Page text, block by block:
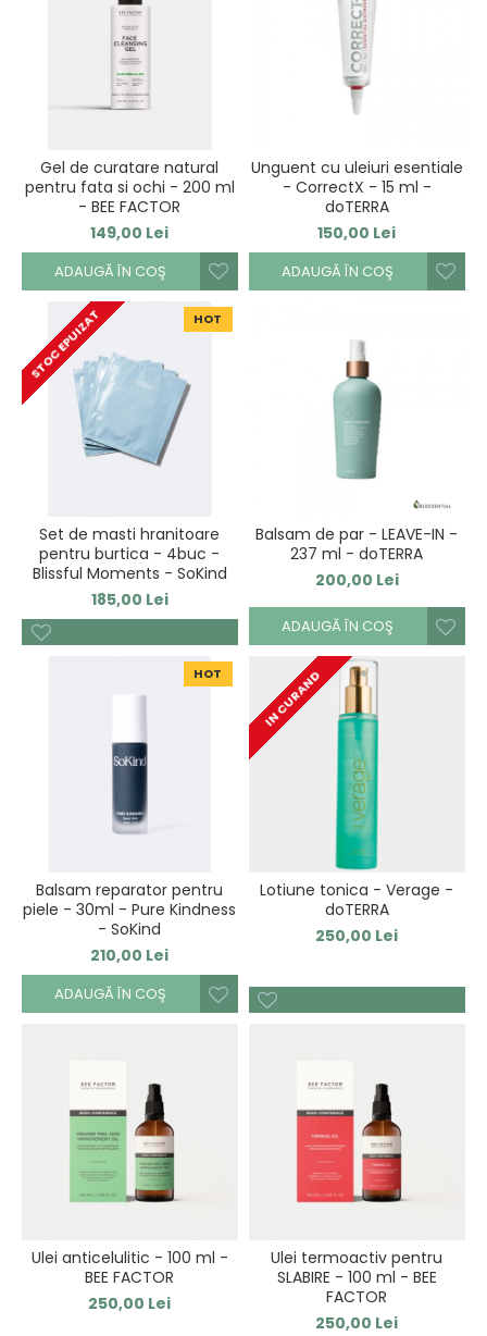
Gel de curatare natural
pentru fata si ochi - 200 ml
- BEE FACTOR
149,00 Lei
ADAUGĂ ÎN COŞ
Unguent cu uleiuri esentiale
- CorrectX - 15 ml -
doTERRA
150,00 Lei
ADAUGĂ ÎN COŞ
HOT
STOC EPUIZAT
Set de masti hranitoare
pentru burtica - 4buc -
Blissful Moments - SoKind
185,00 Lei
Balsam de par - LEAVE-IN -
237 ml - doTERRA
200,00 Lei
ADAUGĂ ÎN COŞ
HOT
Balsam reparator pentru
piele - 30ml - Pure Kindness
- SoKind
210,00 Lei
ADAUGĂ ÎN COŞ
IN CURAND
Lotiune tonica - Verage -
doTERRA
250,00 Lei
Ulei anticelulitic - 100 ml -
BEE FACTOR
250,00 Lei
Ulei termoactiv pentru
SLABIRE - 100 ml - BEE
FACTOR
250,00 Lei